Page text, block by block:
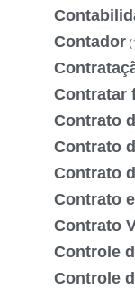
Contador
Contratar
Contrato
Contrato
Contrato
Contrato
Contrato
Controle
Controle